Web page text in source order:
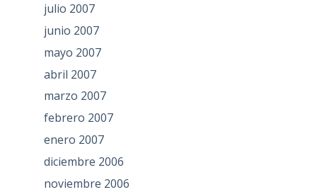
julio 2007
junio 2007
mayo 2007
abril 2007
marzo 2007
febrero 2007
enero 2007
diciembre 2006
noviembre 2006